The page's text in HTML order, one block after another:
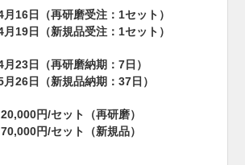
16日（再研磨受注：1セット）
（新規品受注：1セット）
23日（再研磨納期：7日）
（新規品納期：37日）
円/セット（再研磨）
円/セット（新規品）